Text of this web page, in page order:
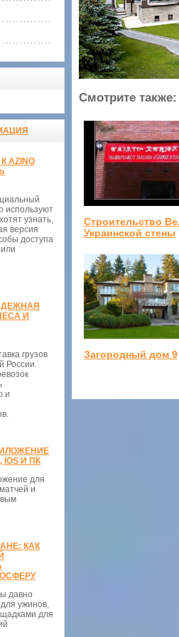
AZINO
используют
узнать,
версия
доступа
И
грузов
России.
и
IOS И ПК
для
и
КАК
давно
ужинов,
для
Смотрите также:
Строительство
Украинской стены
Загородный дом 9